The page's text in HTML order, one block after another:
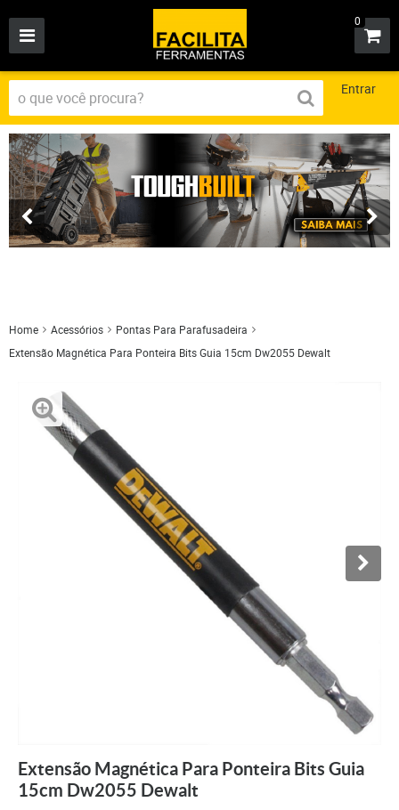
0
Entrar
Home Acessórios
Pontas Para Parafusadeira
Extensão Magnética Para Ponteira Bits Guia 15cm Dw2055 Dewalt
Extensão Magnética Para Ponteira Bits Guia
15cm Dw2055 Dewalt